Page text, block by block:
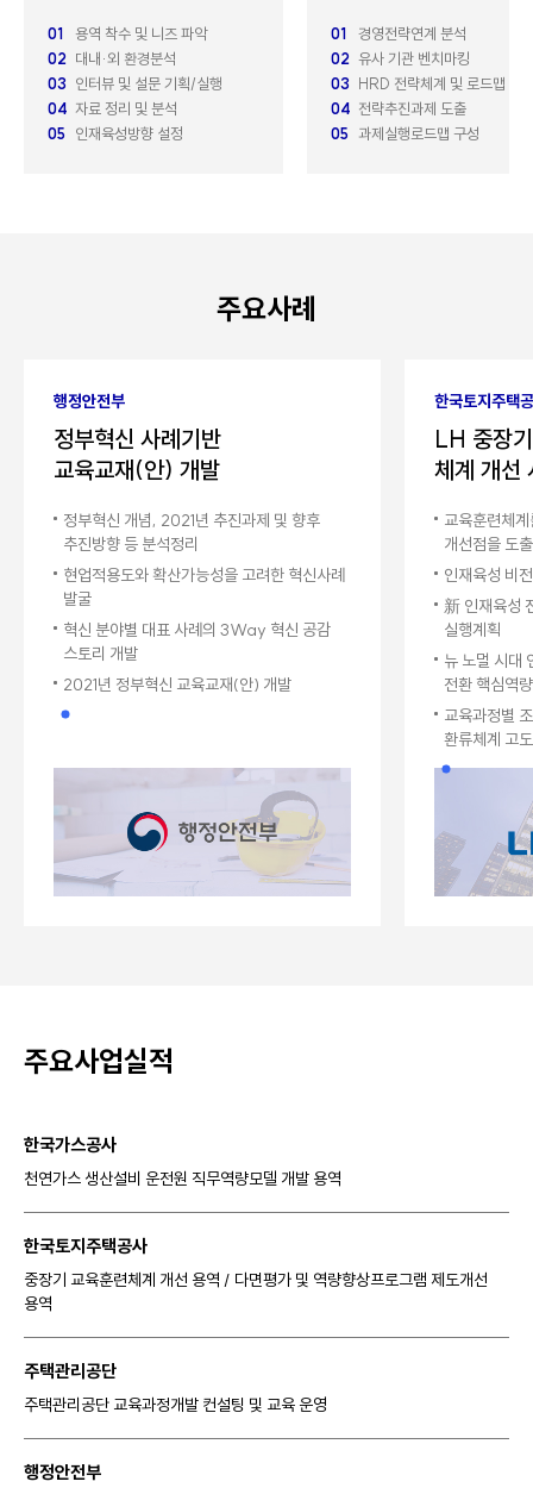
국내최고
인지도 및 공신력
국내외 기 검증된 컨텐츠 및 솔루션 제공
PERFORMANCE EXPERIENCE
수행경험
1962년 설립 이후 매년 50여 개 이상의 컨설팅 프로젝트 수행 경험
컨설팅 분야별 자체 수행조직 및 솔루션 보유
축적된 컨설팅 프로젝트 수행경험에 기반한 노하우 축적
01
용역 착수 및 니즈 파악
02 대내·외 환경분석
03 인터뷰 및 설문 기획/실행
04 자료 정리 및 분석
05
인재육성방향 설정
01
경영전략연계 분석
02 유사 기관 벤치마킹
03 HRD 전략체계 및 로드맵
04 전략추진과제 도출
05
과제실행로드맵 구성
주요사례
행정안전부
정부혁신 사례기반
교육교재(안) 개발
정부혁신 개념, 2021년 추진과제 및 향후
추진방향 등 분석정리
현업적용도와 확산가능성을 고려한 혁신사례
발굴
혁신 분야별 대표 사례의 3Way 혁신 공감
스토리 개발
2021년 정부혁신 교육교재(안) 개발
한국토지주택
LH 중장
체계 개선
교육훈련체
개선점을 도출
인재육성 비
新 인재육성
실행계획
뉴 노멀 시대
전환 핵심역
교육과정별
환류체계 고
주요사업실적
한국가스공사
천연가스 생산설비 운전원 직무역량모델 개발 용역
한국토지주택공사
중장기 교육훈련체계 개선 용역 / 다면평가 및 역량향상프로그램 제도개선
용역
주택관리공단
주택관리공단 교육과정개발 컨설팅 및 교육 운영
행정안전부